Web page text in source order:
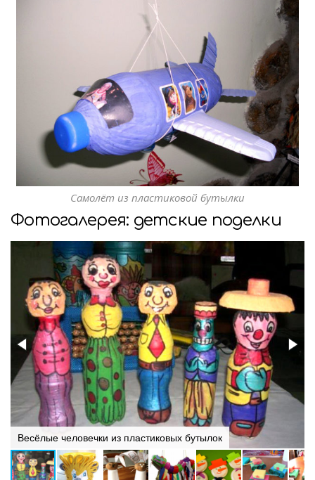
Самолёт из пластиковой бутылки
Фотогалерея: детские поделки
Весёлые человечки из пластиковых бутылок